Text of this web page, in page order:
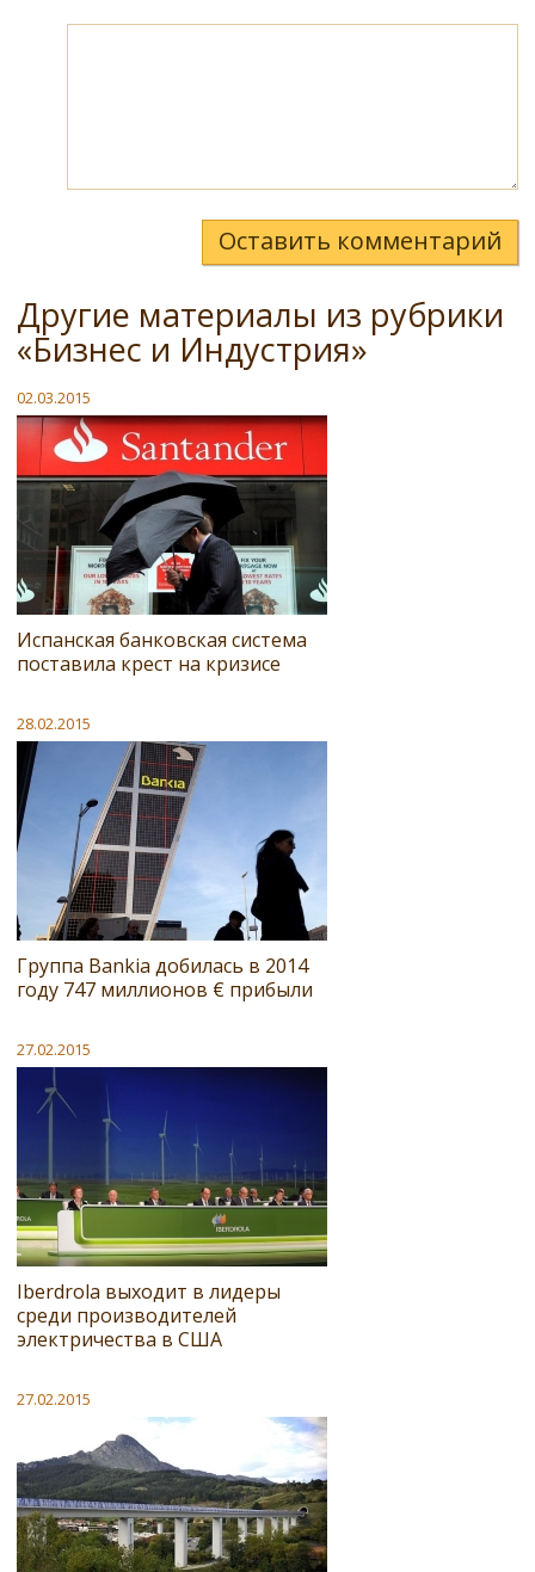
Оставить комментарий
Другие материалы из рубрики
«Бизнес и Индустрия»
02.03.2015
Испанская банковская система
поставила крест на кризисе
28.02.2015
Группа Bankia добилась в 2014
году 747 миллионов € прибыли
27.02.2015
Iberdrola выходит в лидеры
среди производителей
электричества в США
27.02.2015